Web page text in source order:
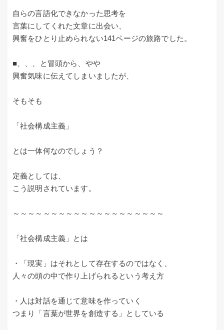
自らの言語化できなかった思考を
言葉にしてくれた文章に出会い、
興奮をひとり止められない141ページの旅路でした。
■、、、と冒頭から、やや
興奮気味に伝えてしまいましたが、
そもそも
「社会構成主義」
とは一体何なのでしょう？
定義としては、
こう説明されています。
～～～～～～～～～～～～～～～～～～～～
「社会構成主義」とは
・「現実」はそれとして存在するのではなく、
人々の頭の中で作り上げられるという考え方
・人は対話を通じて意味を作っていく
つまり「言葉が世界を創造する」としている